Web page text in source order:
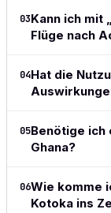
lesen→
03Kann ich mit
Flüge nach
04Hat die
05Benötige ich
Ghana?
06Wie komme
Kotoka ins